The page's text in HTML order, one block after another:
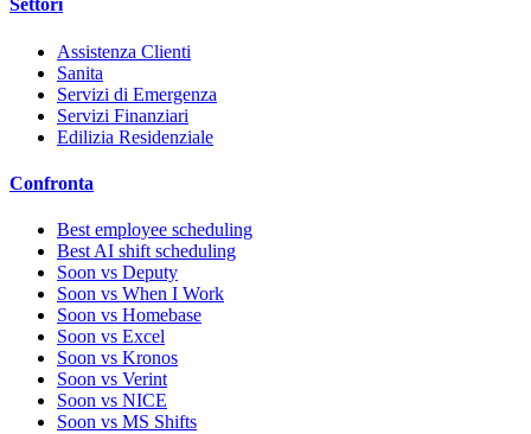
Settori
Assistenza Clienti
Sanita
Servizi di Emergenza
Servizi Finanziari
Edilizia Residenziale
Confronta
Best employee scheduling
Best AI shift scheduling
Soon vs Deputy
Soon vs When I Work
Soon vs Homebase
Soon vs Excel
Soon vs Kronos
Soon vs Verint
Soon vs NICE
Soon vs MS Shifts